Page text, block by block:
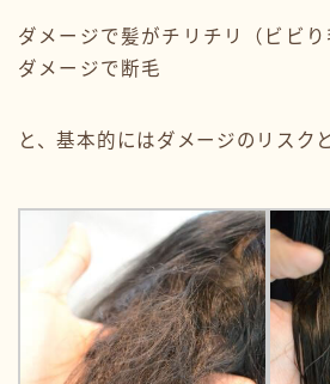
ダメージで髪がチリチリ（ビビり
ダメージで断毛
と、基本的にはダメージのリスク